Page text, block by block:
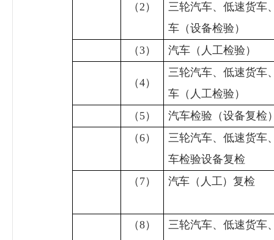
（2 ）
三轮汽车、低速货车
车（设备检验）
（3） 汽车（人工检验）
（4）
三轮汽车、低速货车
车（人工检验）
（ 5）
汽车检验（设备复检
（6）
三轮汽车、低速货车
车检验设备复检
（ 7） 汽车（人工）复检
（8） 三轮汽车、低速货车